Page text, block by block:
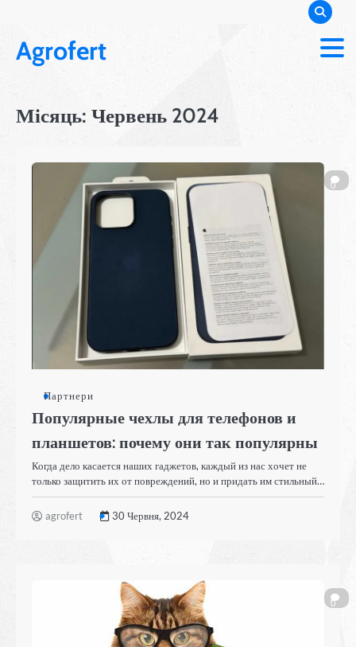
вмістуAgrofert
Місяць: Червень 2024
0
Партнери
Популярные чехлы для телефонов и
планшетов: почему они так популярны
Когда дело касается наших гаджетов, каждый из нас хочет не
только защитить их от повреждений, но и придать им стильный…
agrofert 30 Червня, 2024
0